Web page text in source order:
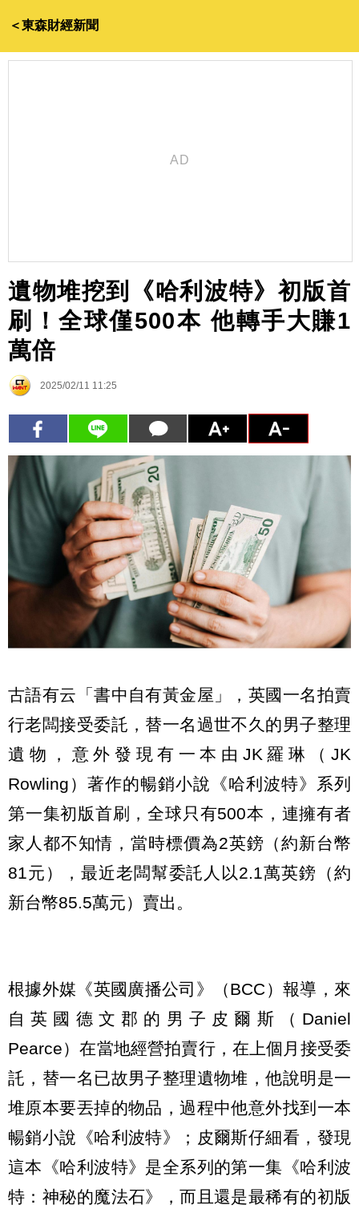
＜東森財經新聞
遺物堆挖到《哈利波特》初版首
刷！全球僅500本 他轉手大賺1
萬倍
2025/02/11 11:25
古語有云「書中自有黃金屋」，英國一名拍賣
行老闆接受委託，替一名過世不久的男子整理
遺物，意外發現有一本由JK羅琳（JK
Rowling）著作的暢銷小說《哈利波特》系列
第一集初版首刷，全球只有500本，連擁有者
家人都不知情，當時標價為2英鎊（約新台幣
81元），最近老闆幫委託人以2.1萬英鎊（約
新台幣85.5萬元）賣出。
根據外媒《英國廣播公司》（BCC）報導，來
自英國德文郡的男子皮爾斯（Daniel
Pearce）在當地經營拍賣行，在上個月接受委
託，替一名已故男子整理遺物堆，他說明是一
堆原本要丟掉的物品，過程中他意外找到一本
暢銷小說《哈利波特》；皮爾斯仔細看，發現
這本《哈利波特》是全系列的第一集《哈利波
特：神秘的魔法石》，而且還是最稀有的初版